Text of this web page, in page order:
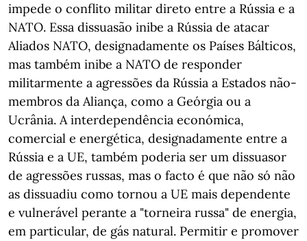
impede o conflito militar direto entre a Rússia e a
NATO. Essa dissuasão inibe a Rússia de atacar
Aliados NATO, designadamente os Países Bálticos,
mas também inibe a NATO de responder
militarmente a agressões da Rússia a Estados não-
membros da Aliança, como a Geórgia ou a
Ucrânia. A interdependência económica,
comercial e energética, designadamente entre a
Rússia e a UE, também poderia ser um dissuasor
de agressões russas, mas o facto é que não só não
as dissuadiu como tornou a UE mais dependente
e vulnerável perante a "torneira russa" de energia,
em particular, de gás natural. Permitir e promover